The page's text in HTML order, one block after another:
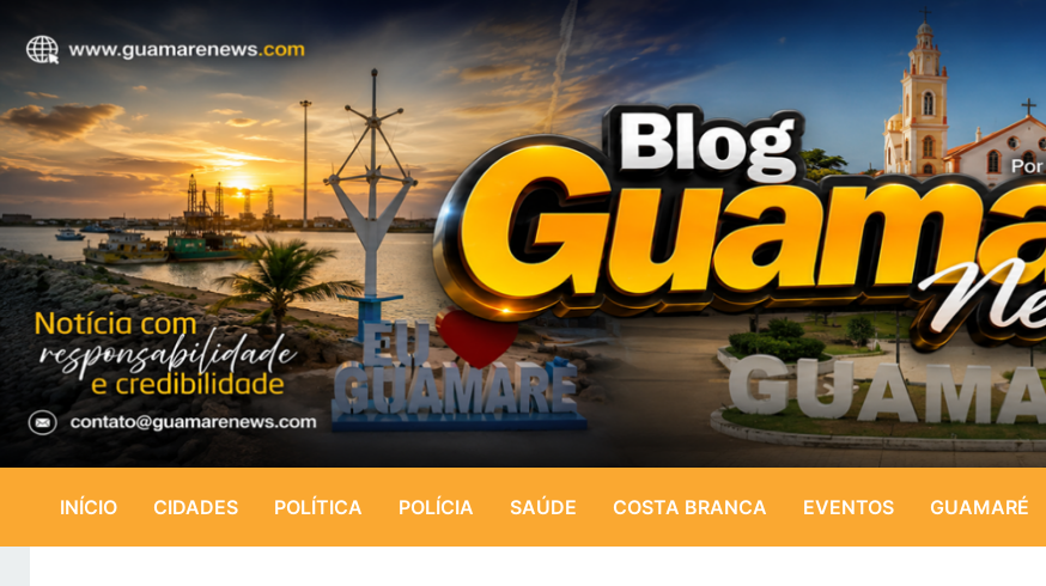
INÍCIO CIDADES POLÍTICA POLÍCIA SAÚDE COSTA BRANCA EVENTOS GUAMARÉ